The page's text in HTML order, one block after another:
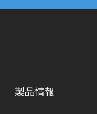
製品情報